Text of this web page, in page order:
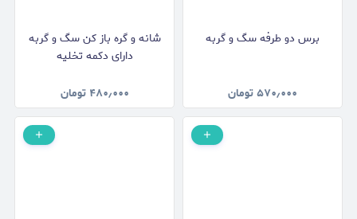
برس دو طرفه سگ و گربه
۵۷۰٫۰۰۰تومان
شانه و گره باز کن سگ و گربه
دارای دکمه تخلیه
۴۸۰٫۰۰۰ تومان